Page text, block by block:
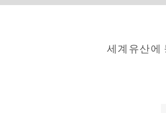
세계유산에